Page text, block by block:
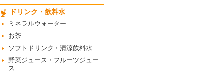
ドリンク・飲料水
ミネラルウォーター
お茶
ソフトドリンク・清涼飲料水
野菜ジュース・フルーツジュー
ス